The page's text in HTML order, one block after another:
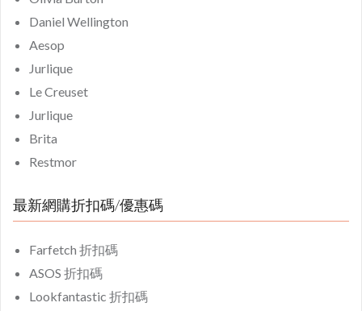
Daniel Wellington
Aesop
Jurlique
Le Creuset
Jurlique
Brita
Restmor
最新網購折扣碼/優惠碼
Farfetch 折扣碼
ASOS 折扣碼
Lookfantastic 折扣碼